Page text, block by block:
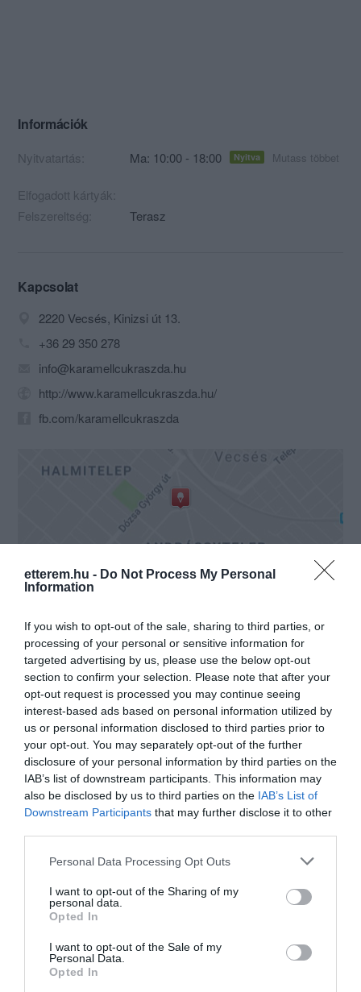
etterem.hu - Do Not Process My Personal
Information
If you wish to opt-out of the sale, sharing to third parties, or
processing of your personal or sensitive information for
targeted advertising by us, please use the below opt-out
section to confirm your selection. Please note that after your
opt-out request is processed you may continue seeing
interest-based ads based on personal information utilized by
us or personal information disclosed to third parties prior to
your opt-out. You may separately opt-out of the further
disclosure of your personal information by third parties on the
IAB’s list of downstream participants. This information may
also be disclosed by us to third parties on the IAB’s List of
Downstream Participants that may further disclose it to other
Please note that this website/app uses one or more Google
not limited to your visit or usage behaviour. You may click to
grant or deny consent to Google and its third-party tags to
use your data for below specified purposes in below Google
consent section.
Personal Data Processing Opt Outs
I want to opt-out of the Sharing of my
personal data.
Opted In
I want to opt-out of the Sale of my
Personal Data.
Opted In
Információk
Nyitvatartás: Ma: 10:00 - 18:00 Nyitva Mutass többet
Elfogadott kártyák:
Felszereltség:
Terasz
Kapcsolat
2220 Vecsés, Kinizsi út 13.
+36 29 350 278
info@karamellcukraszda.hu
http://www.karamellcukraszda.hu/
fb.com/karamellcukraszda
Probléma jelentése Te vagy a tulajdonos?
Értékelések Értékeld Te is